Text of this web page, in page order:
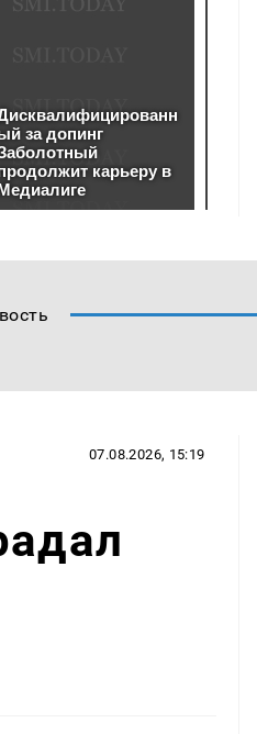
07.08.2026, 15:19